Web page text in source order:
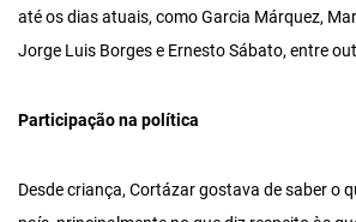
até os dias atuais, como Garcia Márquez,
Jorge Luis Borges e Ernesto Sábato, entre
Participação na política
Desde criança, Cortázar gostava de saber o